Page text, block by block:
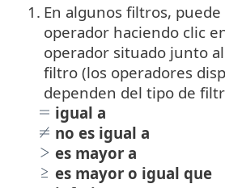
1. En algunos filtros,
operador haciendo clic
operador situado junto
filtro (los operadores
dependen del tipo de
igual a
no es igual a
es mayor a
es mayor o igual que